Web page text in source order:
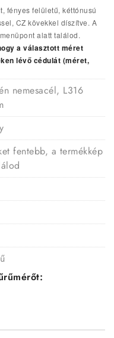
fényes felületű, kéttónusú
CZ kövekkel díszítve. A
alatt találod.
a választott méret
lévő cédulát (méret,
nemesacél, L316
fentebb, a termékkép